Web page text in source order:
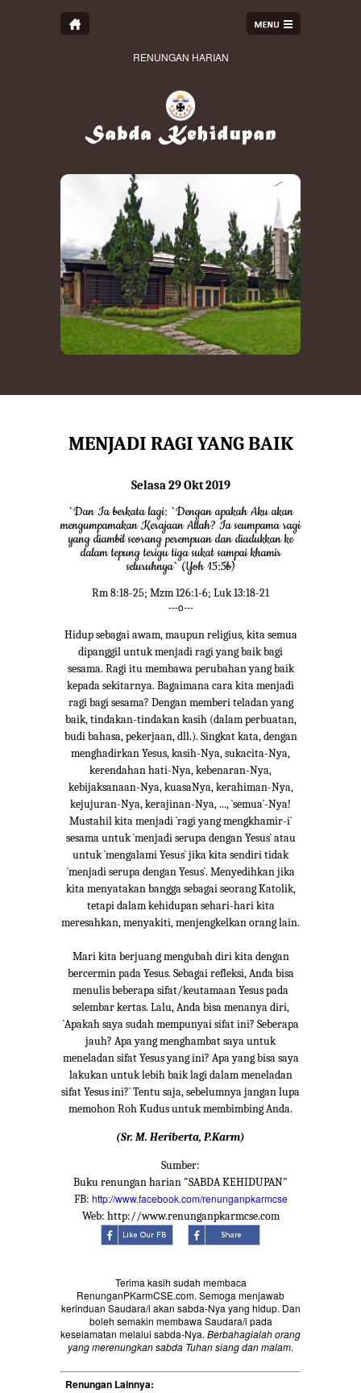
RENUNGAN HARIAN
MENJADI RAGI YANG BAIK
Selasa 29 Okt 2019
`Dan Ia berkata lagi: `Dengan apakah Aku akan
mengumpamakan Kerajaan Allah? Ia seumpama ragi
yang diambil seorang perempuan dan diadukkan ke
dalam tepung terigu tiga sukat sampai khamir
seluruhnya` (Yoh 15:5b)
Rm 8:18-25; Mzm 126:1-6; Luk 13:18-21
---o---
Hidup sebagai awam, maupun religius, kita semua
dipanggil untuk menjadi ragi yang baik bagi
sesama. Ragi itu membawa perubahan yang baik
kepada sekitarnya. Bagaimana cara kita menjadi
ragi bagi sesama? Dengan memberi teladan yang
baik, tindakan-tindakan kasih (dalam perbuatan,
budi bahasa, pekerjaan, dll.). Singkat kata, dengan
menghadirkan Yesus, kasih-Nya, sukacita-Nya,
kerendahan hati-Nya, kebenaran-Nya,
kebijaksanaan-Nya, kuasaNya, kerahiman-Nya,
kejujuran-Nya, kerajinan-Nya, ..., `semua`-Nya!
Mustahil kita menjadi `ragi yang mengkhamir-i`
sesama untuk `menjadi serupa dengan Yesus` atau
untuk `mengalami Yesus` jika kita sendiri tidak
`menjadi serupa dengan Yesus`. Menyedihkan jika
kita menyatakan bangga sebagai seorang Katolik,
tetapi dalam kehidupan sehari-hari kita
meresahkan, menyakiti, menjengkelkan orang lain.
Mari kita berjuang mengubah diri kita dengan
bercermin pada Yesus. Sebagai refleksi, Anda bisa
menulis beberapa sifat/keutamaan Yesus pada
selembar kertas. Lalu, Anda bisa menanya diri,
`Apakah saya sudah mempunyai sifat ini? Seberapa
jauh? Apa yang menghambat saya untuk
meneladan sifat Yesus yang ini? Apa yang bisa saya
lakukan untuk lebih baik lagi dalam meneladan
sifat Yesus ini?` Tentu saja, sebelumnya jangan lupa
memohon Roh Kudus untuk membimbing Anda.
(Sr. M. Heriberta, P.Karm)
Sumber:
Buku renungan harian "SABDA KEHIDUPAN"
FB: http://www.facebook.com/renunganpkarmcse
Web: http://www.renunganpkarmcse.com
Terima kasih sudah membaca
RenunganPKarmCSE.com. Semoga menjawab
kerinduan Saudara/i akan sabda-Nya yang hidup. Dan
boleh semakin membawa Saudara/i pada
keselamatan melalui sabda-Nya. Berbahagialah orang
yang merenungkan sabda Tuhan siang dan malam.
Renungan Lainnya: